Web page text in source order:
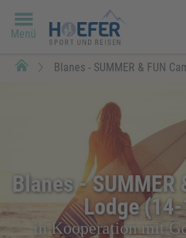
Menü
Blanes - SUMMER & FUN
Blanes - SUMMER
Lodge
in Kooperation mit